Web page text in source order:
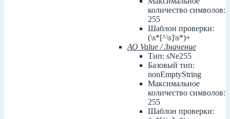
количество символов:
255
Шаблон проверки:
(\s*[^\s]\s*)+
АО Value / Значение
Тип: sNe255
Базовый тип:
nonEmptyString
Максимальное
количество символов:
255
Шаблон проверки: